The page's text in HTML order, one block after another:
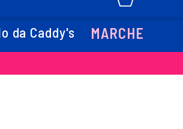
da Caddy's MARCHE